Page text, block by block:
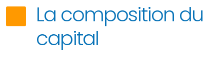
La composition du
capital